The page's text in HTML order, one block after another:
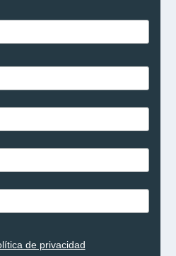
de privacidad